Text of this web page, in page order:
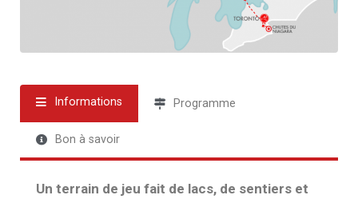
Informations Programme
Bon à savoir
Un terrain de jeu fait de lacs, de sentiers et